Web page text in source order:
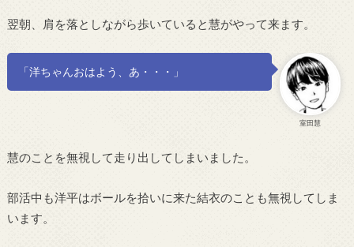
翌朝、肩を落としながら歩いていると慧がやって来ます。
室田慧
「洋ちゃんおはよう、あ・・・」
慧のことを無視して走り出してしまいました。
部活中も洋平はボールを拾いに来た結衣のことも無視してしま
います。